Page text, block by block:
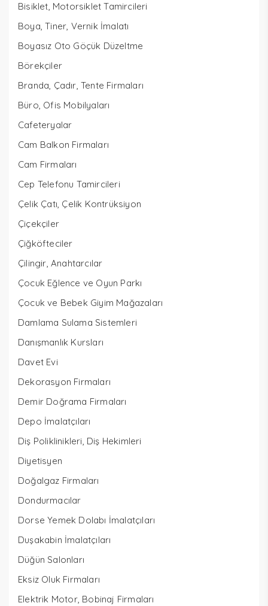
Bisiklet, Motorsiklet Tamircileri
Boya, Tiner, Vernik İmalatı
Boyasız Oto Göçük Düzeltme
Börekçiler
Branda, Çadır, Tente Firmaları
Büro, Ofis Mobilyaları
Cafeteryalar
Cam Balkon Firmaları
Cam Firmaları
Cep Telefonu Tamircileri
Çelik Çatı, Çelik Kontrüksiyon
Çiçekçiler
Çiğköfteciler
Çilingir, Anahtarcılar
Çocuk Eğlence ve Oyun Parkı
Çocuk ve Bebek Giyim Mağazaları
Damlama Sulama Sistemleri
Danışmanlık Kursları
Davet Evi
Dekorasyon Firmaları
Demir Doğrama Firmaları
Depo İmalatçıları
Diş Poliklinikleri, Diş Hekimleri
Diyetisyen
Doğalgaz Firmaları
Dondurmacılar
Dorse Yemek Dolabı İmalatçıları
Duşakabin İmalatçıları
Düğün Salonları
Eksiz Oluk Firmaları
Elektrik Motor, Bobinaj Firmaları